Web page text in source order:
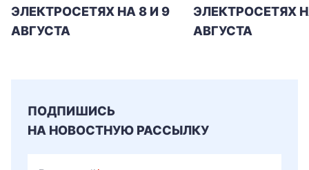
ЭЛЕКТРОСЕТЯХ НА 8 И 9
АВГУСТА
ЭЛЕКТРОСЕТЯХ
АВГУСТА
ПОДПИШИСЬ
НА НОВОСТНУЮ РАССЫЛКУ